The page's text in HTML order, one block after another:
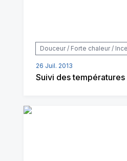
Douceur / Forte chaleur /
26 Juil. 2013
Suivi des